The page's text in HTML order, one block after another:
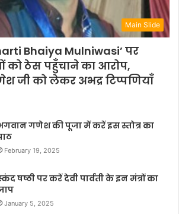
Main Slide
Bhaiya Mulniwasi’ पर
को ठेस पहुँचाने का आरोप,
जी को लेकर अभद्र टिप्पणियाँ
गणेश की पूजा में करें इस स्तोत्र का
February 19, 2025
षष्ठी पर करें देवी पार्वती के इन मंत्रों का
January 5, 2025